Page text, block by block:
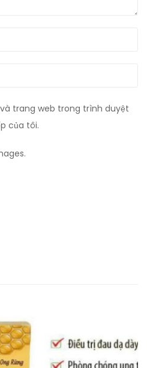
trang web trong trình duyệt
của tôi.